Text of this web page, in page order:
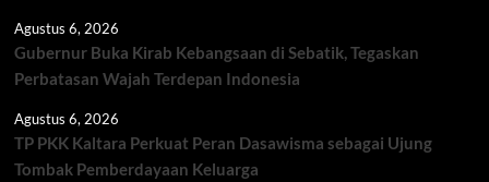
Agustus 6, 2026
Gubernur Buka Kirab Kebangsaan di Sebatik, Tegaskan
Perbatasan Wajah Terdepan Indonesia
Agustus 6, 2026
TP PKK Kaltara Perkuat Peran Dasawisma sebagai Ujung
Tombak Pemberdayaan Keluarga